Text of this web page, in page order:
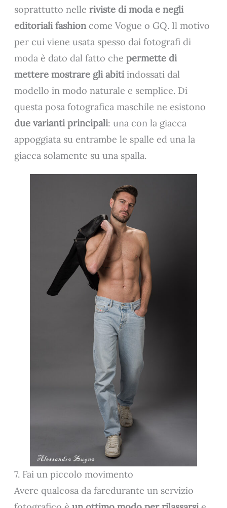
soprattutto nelleriviste di moda e negli
editoriali fashioncome Vogue o GQ. Il motivo
per cui viene usata spesso dai fotografi di
moda è dato dal fatto chepermette di
mettere mostrare gli abitiindossati dal
modello in modo naturale e semplice. Di
questa posa fotografica maschile ne esistono
due varianti principali: una con la giacca
appoggiata su entrambe le spalle ed una la
giacca solamente su una spalla.
7. Fai un piccolo movimento
Avere qualcosa da faredurante un servizio